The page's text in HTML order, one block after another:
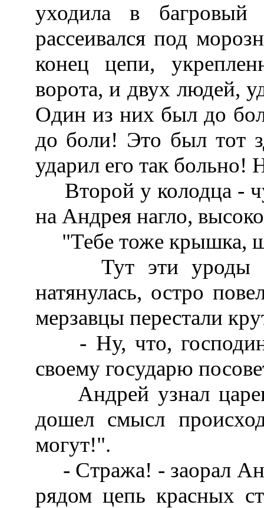
уходила в багровый
рассеивался под
конец цепи,
ворота, и двух людей,
Один из них был до
до боли! Это был тот
ударил его так больно!
Второй у колодца -
на Андрея нагло,
"Тебе тоже крышка,
Тут эти уроды
натянулась, остро
мерзавцы перестали
- Ну, что, господин
своему государю
Андрей узнал
дошел смысл
могут!".
- Стража! - заорал
рядом цепь красных